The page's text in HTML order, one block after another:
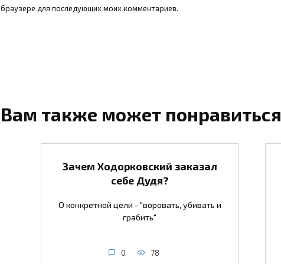
для последующих моих комментариев.
Вам также может понравиться
Зачем Ходорковский заказал
себе Дудя?
О конкретной цели - "воровать, убивать и
грабить"
0 78